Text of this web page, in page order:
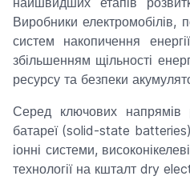
Виробники електромобілів,
систем накопичення
збільшенням щільності
ресурсу та безпеки
Серед ключових напрямів
батареї (solid-state
іонні системи,
технології на кшталт dry